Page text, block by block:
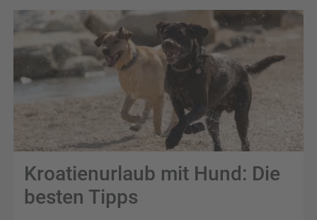
Kroatienurlaub mit Hund: Die
besten Tipps